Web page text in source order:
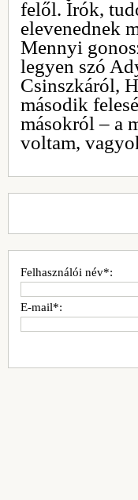
felől. Írók,
elevenednek
Mennyi
legyen szó
Csinszkáról,
második
másokról – a
voltam,
Felhasználói név*:
E-mail*: